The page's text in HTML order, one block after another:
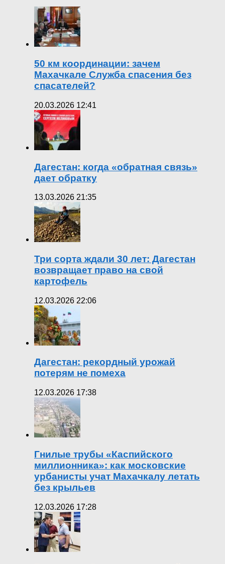
50 км координации: зачем
Махачкале Служба спасения без
спасателей?
20.03.2026 12:41
Дагестан: когда «обратная связь»
дает обратку
13.03.2026 21:35
Три сорта ждали 30 лет: Дагестан
возвращает право на свой
картофель
12.03.2026 22:06
Дагестан: рекордный урожай
потерям не помеха
12.03.2026 17:38
Гнилые трубы «Каспийского
миллионника»: как московские
урбанисты учат Махачкалу летать
без крыльев
12.03.2026 17:28